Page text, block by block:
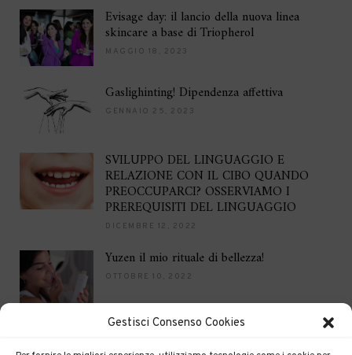
Gestisci Consenso Cookies
Evisage day: il lancio della nuova linea
skincare a base di Triopherol
MAGGIO 18, 2023
Gaslighinting! Dipendenza affettiva
GENNAIO 25, 2023
SVILUPPO DEL LINGUAGGIO E
RELAZIONE CON IL CIBO QUANDO
PREOCCUPARCI? OSSERVIAMO I
PREREQUISITI DEL LINGUAGGIO
DICEMBRE 12, 2022
Yuzen il mio rituale di bellezza!
OTTOBRE 10, 2022
DICEMBRE 16, 2021